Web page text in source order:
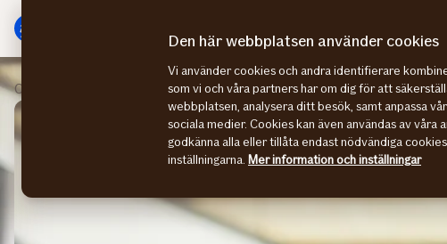
direkt
sidans
huvudmenyn
direkt
sidans
innehåll
Om oss Finansiell information
Den här webbplatsen använder cookies
Vi använder cookies och andra identifierare
som vi och våra partners har om dig för att
webbplatsen, analysera ditt besök, samt anpassa
sociala medier. Cookies kan även användas av våra
godkänna alla eller tillåta endast nödvändiga
inställningarna. Mer information och inställningar